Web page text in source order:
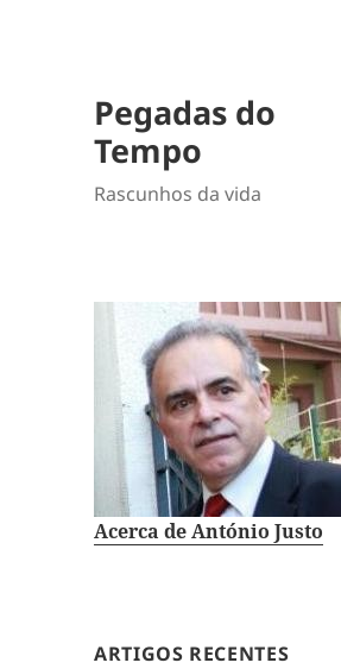
Pegadas do
Tempo
Rascunhos da vida
Acerca de António Justo
ARTIGOS RECENTES